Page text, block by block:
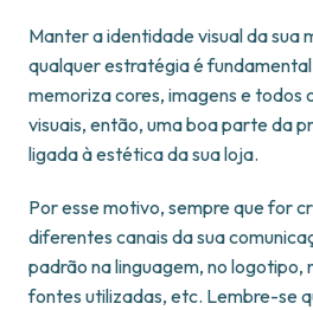
Manter a identidade visual da sua
qualquer estratégia é
memoriza cores, imagens e todos
visuais, então, uma boa parte da
ligada à estética da sua loja.
Por esse motivo, sempre que for
diferentes canais da sua
padrão na linguagem, no logotipo,
fontes utilizadas, etc. Lembre-se